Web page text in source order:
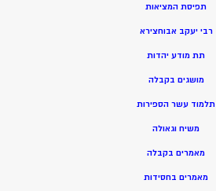
תפיסת המציאות
רבי יעקב אבוחצירא
תת מודע יהדות
מושגים בקבלה
תלמוד עשר הספירות
משיח וגאולה
מאמרים בקבלה
מאמרים בחסידות